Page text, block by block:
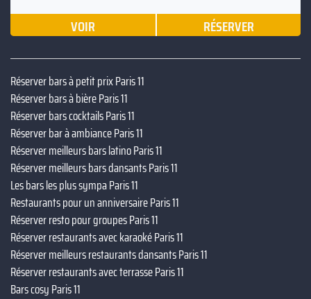
VOIR RÉSERVER
Réserver bars à petit prix Paris 11
Réserver bars à bière Paris 11
Réserver bars cocktails Paris 11
Réserver bar à ambiance Paris 11
Réserver meilleurs bars latino Paris 11
Réserver meilleurs bars dansants Paris 11
Les bars les plus sympa Paris 11
Restaurants pour un anniversaire Paris 11
Réserver resto pour groupes Paris 11
Réserver restaurants avec karaoké Paris 11
Réserver meilleurs restaurants dansants Paris 11
Réserver restaurants avec terrasse Paris 11
Bars cosy Paris 11